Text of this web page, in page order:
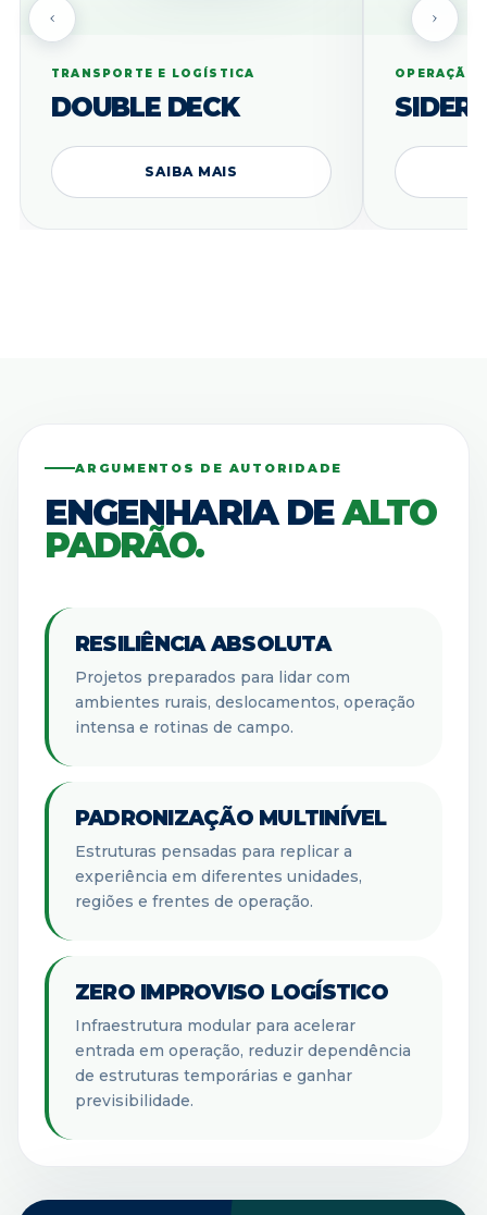
TRANSPORTE E LOGÍSTICA
DOUBLE DECK
SAIBA MAIS
OPERAÇÃO
SIDER
ARGUMENTOS DE AUTORIDADE
ENGENHARIA DEALTO
PADRÃO.
RESILIÊNCIA ABSOLUTA
Projetos preparados para lidar com
ambientes rurais, deslocamentos, operação
intensa e rotinas de campo.
PADRONIZAÇÃO MULTINÍVEL
Estruturas pensadas para replicar a
experiência em diferentes unidades,
regiões e frentes de operação.
ZERO IMPROVISO LOGÍSTICO
Infraestrutura modular para acelerar
entrada em operação, reduzir dependência
de estruturas temporárias e ganhar
previsibilidade.